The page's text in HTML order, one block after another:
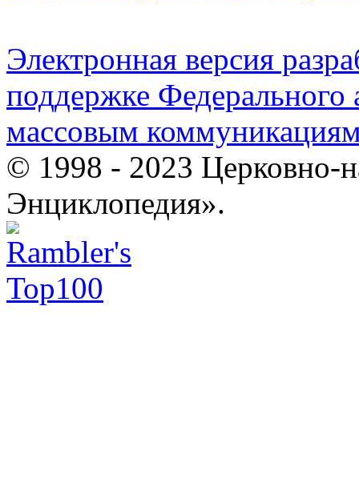
Электронная версия
поддержке Федерального
массовым
© 1998 - 2023 Церковно-
Энциклопедия».